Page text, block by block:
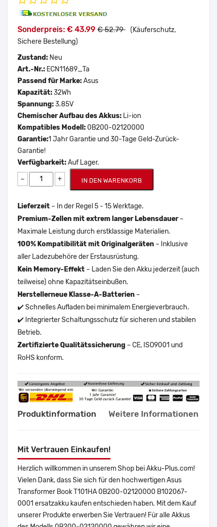
Sonderpreis: € 43.99 € 52.79 (Käuferschutz,
Sichere Bestellung)
Zustand: Neu
Art.-Nr.: ECN11689_Ta
Passend für Marke:Asus
Kapazität:32Wh
Spannung:3.85V
Chemischer Aufbau des Akkus: Li-ion
Kompatibles Modell:0B200-02120000
Garantie:1 Jahr Garantie und 30-Tage Geld-Zurück-
Garantie!
Verfügbarkeit:Auf Lager.
− + IN DEN WARENKORB
Lieferzeit – In der Regel 5 - 15 Werktage.
Premium-Zellen mit extrem langer Lebensdauer–
Maximale Leistung durch erstklassige Materialien.
100% Kompatibilität mit Originalgeräten – Inklusive
aller Ladezubehöre der Erstausrüstung.
Kein Memory-Effekt – Laden Sie den Akku jederzeit (auch
teilweise) ohne Kapazitätseinbußen.
Herstellerneue Klasse-A-Batterien –
✔️ Schnelles Aufladen bei minimalem Energieverbrauch.
✔️ Integrierter Schaltungsschutz für sicheren und stabilen
Betrieb.
Zertifizierte Qualitätssicherung – CE, ISO9001 und
RoHS konform.
Produktinformation Weitere Informationen
Mit Vertrauen Einkaufen!
Herzlich willkommen in unserem Shop bei Akku-Plus.com!
Vielen Dank, dass Sie sich für den hochwertigen Asus
Transformer Book T101HA 0B200-02120000 B102067-
0001 ersatzakku kaufen entschieden haben. Mit dem Kauf
unserer Produkte erwerben Sie Vertrauen! Für alle Akkus